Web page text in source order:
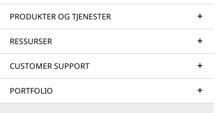
PRODUKTER OG TJENESTER
RESSURSER
CUSTOMER SUPPORT
PORTFOLIO